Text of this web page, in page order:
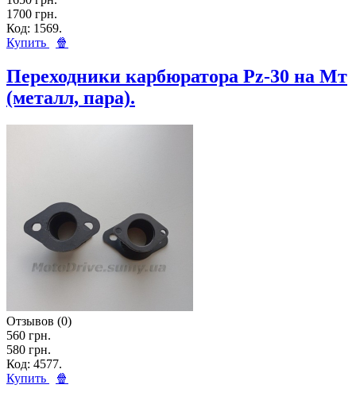
1700 грн.
Код: 1569.
Купить
🍿
Переходники карбюратора Pz-30 на Мт
(металл, пара).
Отзывов (0)
560 грн.
580 грн.
Код: 4577.
Купить
🍿